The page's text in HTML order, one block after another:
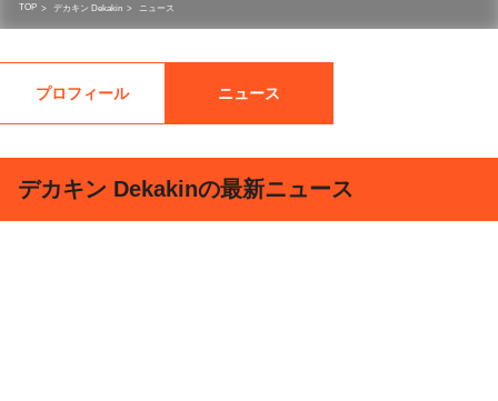
TOP > デカキン Dekakin > ニュース
プロフィール ニュース
デカキン Dekakinの最新ニュース